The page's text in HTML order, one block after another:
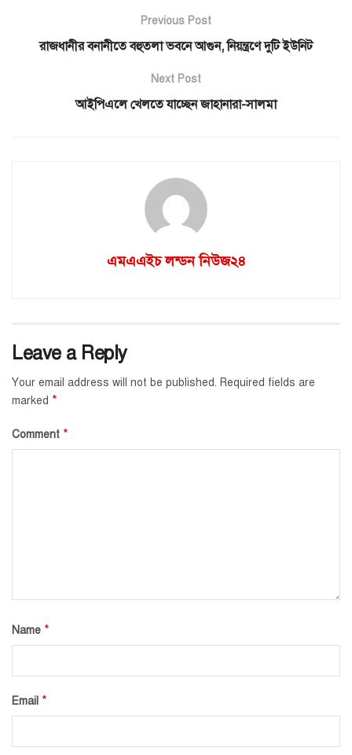
Previous Post
রাজধানীর বনানীতে বহুতলা ভবনে আগুন, নিয়ন্ত্রণে দুটি ইউনিট
Next Post
আইপিএলে খেলতে যাচ্ছেন জাহানারা-সালমা
এমএএইচ লন্ডন নিউজ২৪
Leave a Reply
Your email address will not be published. Required fields are
marked *
Comment *
Name *
Email *